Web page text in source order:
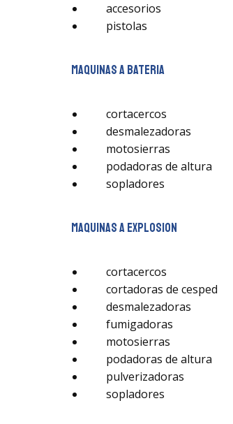
accesorios
pistolas
maquinas a bateria
cortacercos
desmalezadoras
motosierras
podadoras de altura
sopladores
maquinas a explosion
cortacercos
cortadoras de cesped
desmalezadoras
fumigadoras
motosierras
podadoras de altura
pulverizadoras
sopladores